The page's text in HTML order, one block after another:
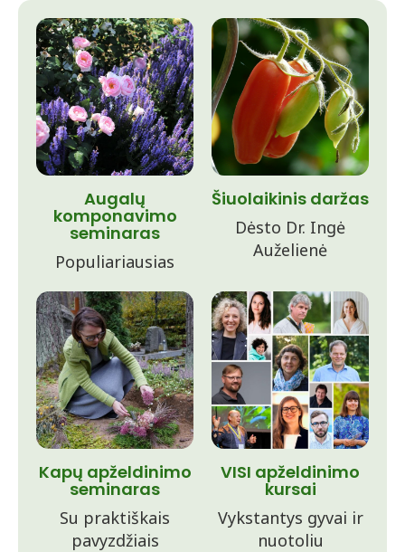
Augalų
komponavimo
seminaras
Populiariausias
Šiuolaikinis daržas
Dėsto Dr. Ingė
Auželienė
Kapų apželdinimo
seminaras
Su praktiškais
pavyzdžiais
VISI apželdinimo
kursai
Vykstantys gyvai ir
nuotoliu